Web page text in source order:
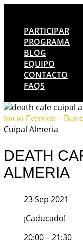
PARTICIPAR
PROGRAMA
BLOG
EQUIPO
CONTACTO
FAQS
Inicio Eventos –
Cuipal Almeria
DEATH
ALMERIA
23 Sep 2021
¡Caducado!
20:00 – 21:30